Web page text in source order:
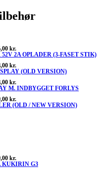
kr.
2A OPLADER (3-FASET STIK)
kr.
(OLD VERSION)
kr.
M. INDBYGGET FORLYS
kr.
(OLD / NEW VERSION)
kr.
KUKIRIN G3